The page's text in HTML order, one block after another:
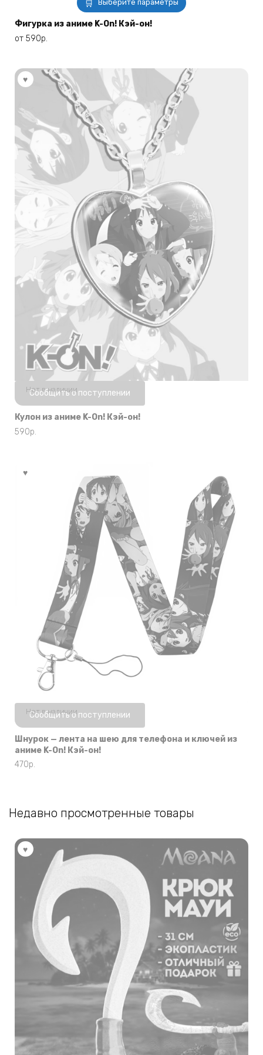
Выберите параметры
товар
имеет
можно
выбрать
на
странице
товара.
Фигурка из аниме K-On! Кэй-он!
от 590р.
Нет в наличии
Сообщить о поступлении
Кулон из аниме K-On! Кэй-он!
590р.
Нет в наличии
Сообщить о поступлении
Шнурок — лента на шею для телефона и ключей из
аниме K-On! Кэй-он!
470р.
Недавно просмотренные товары